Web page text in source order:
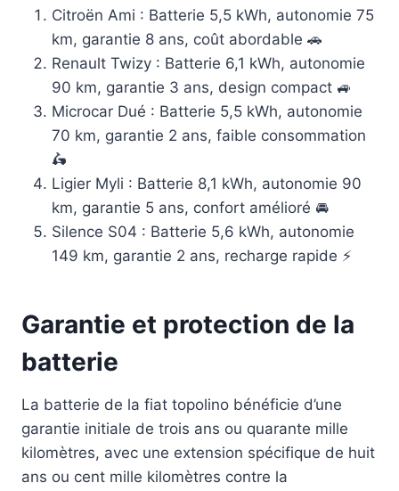
Citroën Ami : Batterie 5,5 kWh, autonomie 75
km, garantie 8 ans, coût abordable 🚗
Renault Twizy : Batterie 6,1 kWh, autonomie
90 km, garantie 3 ans, design compact 🚙
Microcar Dué : Batterie 5,5 kWh, autonomie
70 km, garantie 2 ans, faible consommation
🛵
Ligier Myli : Batterie 8,1 kWh, autonomie 90
km, garantie 5 ans, confort amélioré 🚘
Silence S04 : Batterie 5,6 kWh, autonomie
149 km, garantie 2 ans, recharge rapide ⚡
Garantie et protection de la
batterie
La batterie de la fiat topolino bénéficie d’une
garantie initiale de trois ans ou quarante mille
kilomètres, avec une extension spécifique de huit
ans ou cent mille kilomètres contre la